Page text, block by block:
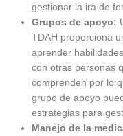
gestionar la ira de
Grupos de apoyo:
TDAH proporciona
aprender
con otras personas
comprenden por lo
grupo de apoyo
estrategias para
Manejo de la